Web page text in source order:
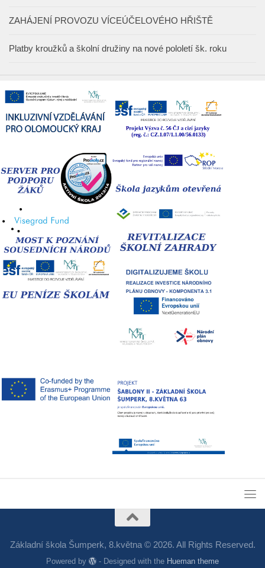
ZAHÁJENÍ PROVOZU VÍCEÚČELOVÉHO HŘIŠTĚ
Platby kroužků a školní družiny na nové pololetí šk. roku
Základní škola Šumperk, 8.května © 2026. All Rights Reserved.
Powered by - Designed with the Hueman theme